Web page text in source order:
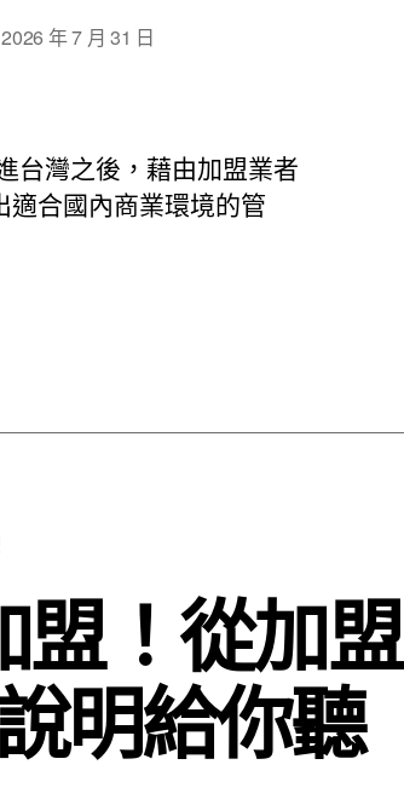
2026 年 7 月 31 日
台灣之後，藉由加盟業者
合國內商業環境的管
盟！從加
明給你聽